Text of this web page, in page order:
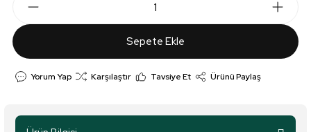
Sepete Ekle
Yorum Yap Karşılaştır Tavsiye Et Ürünü Paylaş